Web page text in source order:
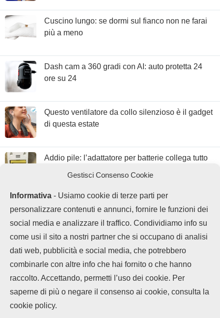
Gestisci Consenso Cookie
Informativa - Usiamo cookie di terze parti per
personalizzare contenuti e annunci, fornire le funzioni dei
social media e analizzare il traffico. Condividiamo info su
come usi il sito a nostri partner che si occupano di analisi
dati web, pubblicità e social media, che potrebbero
combinarle con altre info che hai fornito o che hanno
raccolto. Accettando, permetti l’uso dei cookie. Per
saperne di più o negare il consenso ai cookie, consulta la
cookie policy.
Cuscino lungo: se dormi sul fianco non ne farai
più a meno
Dash cam a 360 gradi con AI: auto protetta 24
ore su 24
Questo ventilatore da collo silenzioso è il gadget
di questa estate
Addio pile: l’adattatore per batterie collega tutto
Chi siamo Contatti Disclaimer
Privacy Policy